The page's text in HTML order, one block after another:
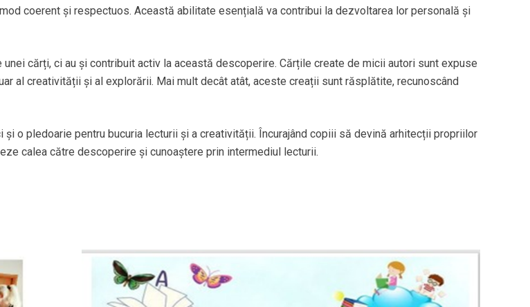
coerent și respectuos. Această abilitate esențială va contribui la dezvoltarea lor personală și
cărți, ci au și contribuit activ la această descoperire. Cărțile create de micii autori sunt expuse
al creativității și al explorării. Mai mult decât atât, aceste creații sunt răsplătite, recunoscând
și o pledoarie pentru bucuria lecturii și a creativității. Încurajând copiii să devină arhitecții propriilor
calea către descoperire și cunoaștere prin intermediul lecturii.